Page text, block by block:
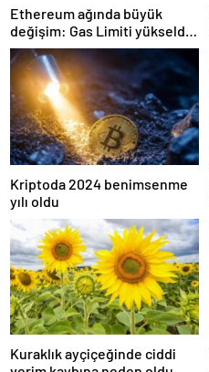
Ethereum ağında büyük
değişim: Gas Limiti yükseldi,
işlem ücretleri düşebilir mi?
Kriptoda 2024 benimsenme
yılı oldu
Kuraklık ayçiçeğinde ciddi